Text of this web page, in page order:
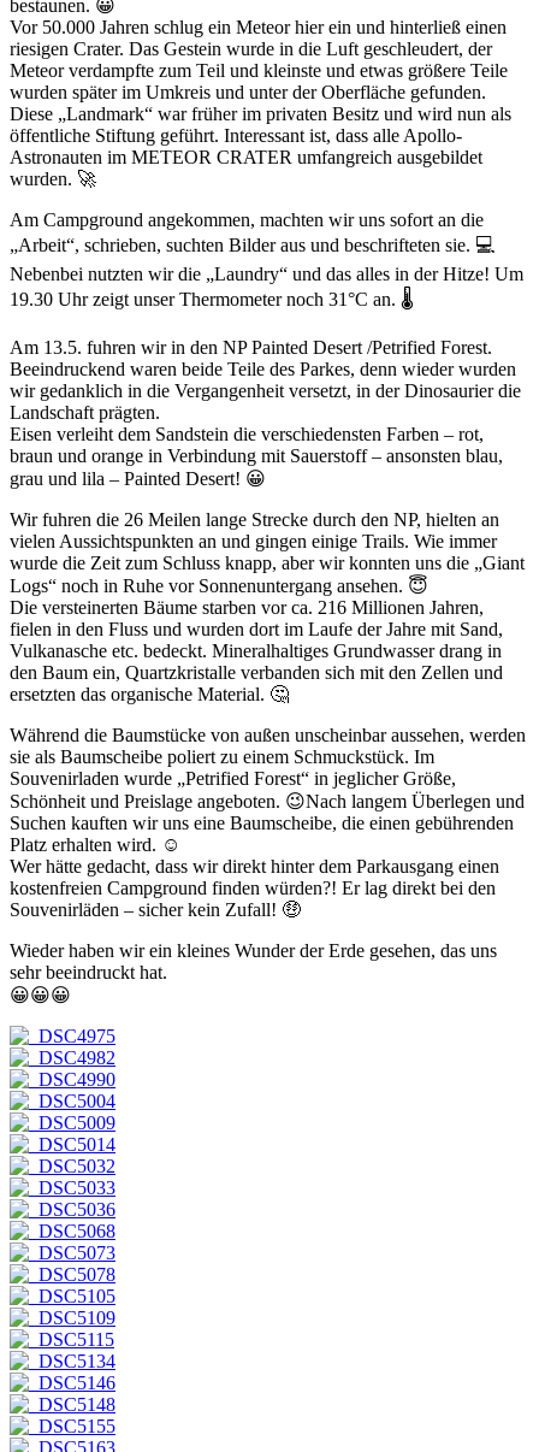
bestaunen. 😀
Vor 50.000 Jahren schlug ein Meteor hier ein und hinterließ einen
riesigen Crater. Das Gestein wurde in die Luft geschleudert, der
Meteor verdampfte zum Teil und kleinste und etwas größere Teile
wurden später im Umkreis und unter der Oberfläche gefunden.
Diese „Landmark“ war früher im privaten Besitz und wird nun als
öffentliche Stiftung geführt. Interessant ist, dass alle Apollo-
Astronauten im METEOR CRATER umfangreich ausgebildet
wurden. 🚀
Am Campground angekommen, machten wir uns sofort an die
„Arbeit“, schrieben, suchten Bilder aus und beschrifteten sie. 💻
Nebenbei nutzten wir die „Laundry“ und das alles in der Hitze! Um
19.30 Uhr zeigt unser Thermometer noch 31°C an. 🌡
Am 13.5. fuhren wir in den NP Painted Desert /Petrified Forest.
Beeindruckend waren beide Teile des Parkes, denn wieder wurden
wir gedanklich in die Vergangenheit versetzt, in der Dinosaurier die
Landschaft prägten.
Eisen verleiht dem Sandstein die verschiedensten Farben – rot,
braun und orange in Verbindung mit Sauerstoff – ansonsten blau,
grau und lila – Painted Desert! 😀
Wir fuhren die 26 Meilen lange Strecke durch den NP, hielten an
vielen Aussichtspunkten an und gingen einige Trails. Wie immer
wurde die Zeit zum Schluss knapp, aber wir konnten uns die „Giant
Logs“ noch in Ruhe vor Sonnenuntergang ansehen. 😇
Die versteinerten Bäume starben vor ca. 216 Millionen Jahren,
fielen in den Fluss und wurden dort im Laufe der Jahre mit Sand,
Vulkanasche etc. bedeckt. Mineralhaltiges Grundwasser drang in
den Baum ein, Quartzkristalle verbanden sich mit den Zellen und
ersetzten das organische Material. 🤔
Während die Baumstücke von außen unscheinbar aussehen, werden
sie als Baumscheibe poliert zu einem Schmuckstück. Im
Souvenirladen wurde „Petrified Forest“ in jeglicher Größe,
Schönheit und Preislage angeboten. 😉Nach langem Überlegen und
Suchen kauften wir uns eine Baumscheibe, die einen gebührenden
Platz erhalten wird. ☺️
Wer hätte gedacht, dass wir direkt hinter dem Parkausgang einen
kostenfreien Campground finden würden?! Er lag direkt bei den
Souvenirläden – sicher kein Zufall! 🤑
Wieder haben wir ein kleines Wunder der Erde gesehen, das uns
sehr beeindruckt hat.
😀😀😀